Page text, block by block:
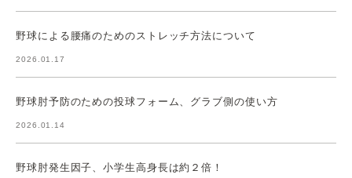
野球による腰痛のためのストレッチ方法について
2026.01.17
野球肘予防のための投球フォーム、グラブ側の使い方
2026.01.14
野球肘発生因子、小学生高身長は約２倍！